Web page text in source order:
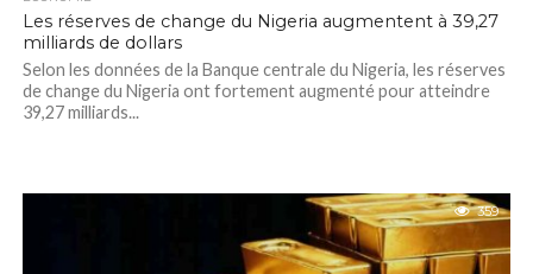
Les réserves de change du Nigeria augmentent à 39,27
milliards de dollars
Selon les données de la Banque centrale du Nigeria, les réserves
de change du Nigeria ont fortement augmenté pour atteindre
39,27 milliards...
359